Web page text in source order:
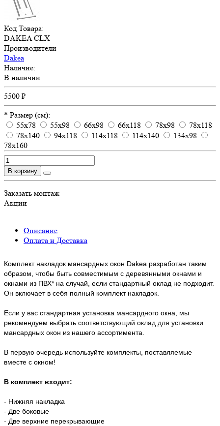
Код Товара:
DAKEA CLX
Производители
Dakea
Наличие:
В наличии
5500 ₽
* Размер (см):
55x78
55x98 66x98 66x118 78x98
78x118
78x140
94x118 114x118 114x140
134x98
78x160
В корзину
Заказать монтаж
Акции
Описание
Оплата и Доставка
Комплект накладок мансардных окон Dakea разработан таким
образом, чтобы быть совместимым с деревянными окнами и
окнами из ПВХ* на случай, если стандартный оклад не подходит.
Он включает в себя полный комплект накладок.
Если у вас стандартная установка мансардного окна, мы
рекомендуем выбрать соответствующий оклад для установки
мансардных окон из нашего ассортимента.
В первую очередь используйте комплекты, поставляемые
вместе с окном!
В комплект входит:
- Нижняя накладка
- Две боковые
- Две верхние перекрывающие